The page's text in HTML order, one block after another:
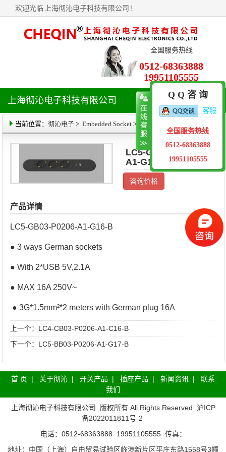
欢迎光临 上海彻沁电子科技有限公司 !
全国服务热线
0512-68363888
19951105555
航
单
上海彻沁电子科技有限公司
当前位置： 彻沁电子> Embedded Socket> 产品详情
LC5-GB03-P0206-
A1-G16-B
咨询价格
产品详情
LC5-GB03-P0206-A1-G16-B
● 3 ways German sockets
● With 2*USB 5V,2.1A
● MAX 16A 250V~
● 3G*1.5mm²*2 meters with German plug 16A
上一个： LC4-CB03-P0206-A1-C16-B
下一个： LC5-BB03-P0206-A1-G17-B
首 页 | 关于彻沁 | 开关产品 | 插座产品 | 新闻资讯 | 联系
我们
上海彻沁电子科技有限公司 版权所有 All Rights Reserved 沪ICP
备2022011811号-2
电话：0512-68363888 19951105555 传真：
地址：中国（上海）自由贸易试验区临港新片区平庄东路1558号3幢
Q Q 咨 询
客服
全国服务热线
0512-68363888
19951105555